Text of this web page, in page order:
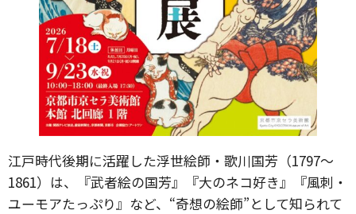
江戸時代後期に活躍した浮世絵師・歌川国芳（1797～
1861）は、『武者絵の国芳』『大のネコ好き』『風刺・
ユーモアたっぷり』など、“奇想の絵師”として知られて